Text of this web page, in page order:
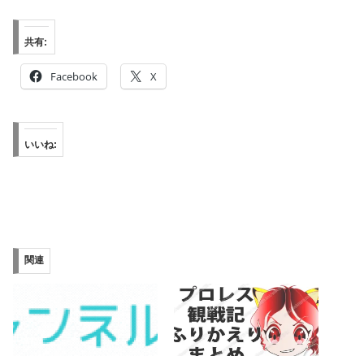
共有:
Facebook X
いいね:
関連